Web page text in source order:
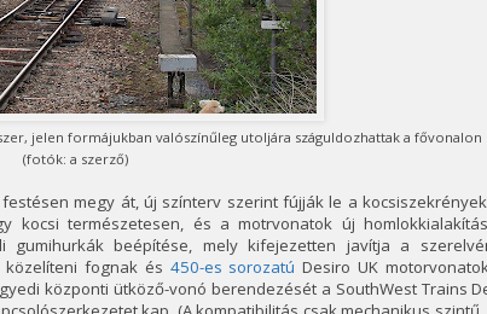
jelen formájukban valószínűleg utoljára száguldozhattak a fővonalon
(fotók: a szerző)
megy át, új színterv szerint fújják le a
kocsi természetesen, és a motrvonatok új
beépítése, mely kifejezetten javítja a
közelíteni fognak és 450-es sorozatú Desiro UK
központi ütköző-vonó berendezését a SouthWest Trains